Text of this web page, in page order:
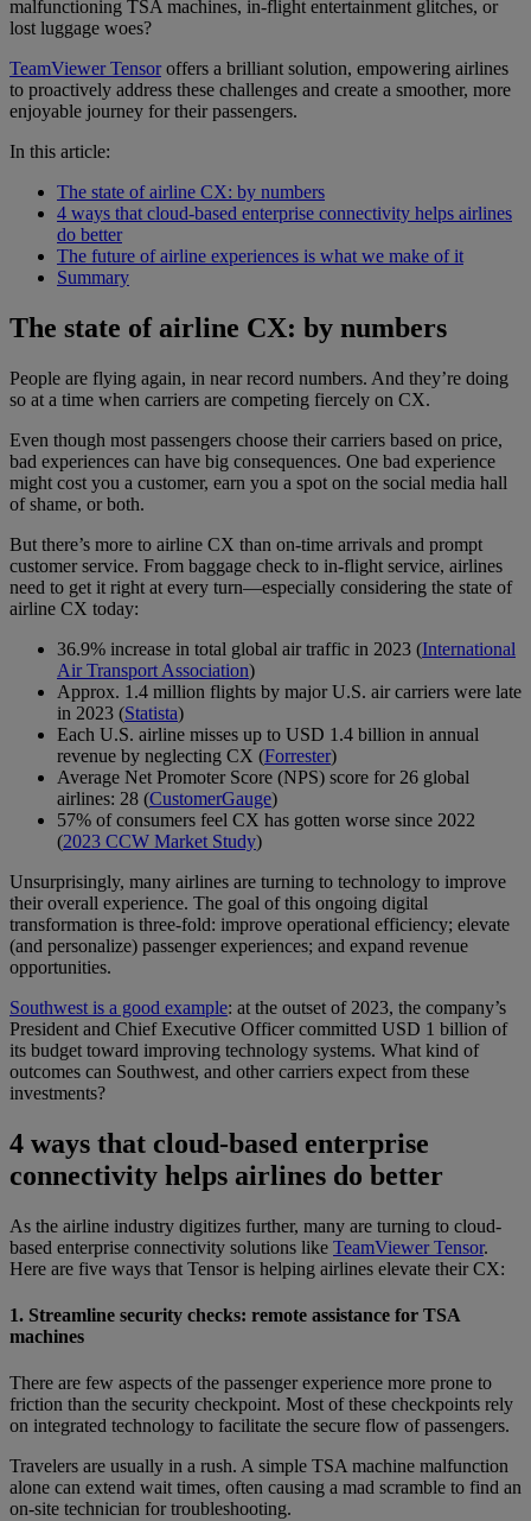
malfunctioning TSA machines, in-flight entertainment glitches, or
lost luggage woes?
TeamViewer Tensoroffers a brilliant solution, empowering airlines
to proactively address these challenges and create a smoother, more
enjoyable journey for their passengers.
In this article:
The state of airline CX: by numbers
4 ways that cloud-based enterprise connectivity helps airlines
do better
The future of airline experiences is what we make of it
Summary
The state of airline CX: by numbers
People are flying again, in near record numbers. And they’re doing
so at a time when carriers are competing fiercely on CX.
Even though most passengers choose their carriers based on price,
bad experiences can have big consequences. One bad experience
might cost you a customer, earn you a spot on the social media hall
of shame, or both.
But there’s more to airline CX than on-time arrivals and prompt
customer service. From baggage check to in-flight service, airlines
need to get it right at every turn—especially considering the state of
airline CX today:
36.9% increase in total global air traffic in 2023 (International
Air Transport Association)
Approx. 1.4 million flights by major U.S. air carriers were late
in 2023 (Statista)
Each U.S. airline misses up to USD 1.4 billion in annual
revenue by neglecting CX (Forrester)
Average Net Promoter Score (NPS) score for 26 global
airlines: 28 (CustomerGauge)
57% of consumers feel CX has gotten worse since 2022
(2023 CCW Market Study)
Unsurprisingly, many airlines are turning to technology to improve
their overall experience. The goal of this ongoing digital
transformation is three-fold: improve operational efficiency; elevate
(and personalize) passenger experiences; and expand revenue
opportunities.
Southwest is a good example: at the outset of 2023, the company’s
President and Chief Executive Officer committed USD 1 billion of
its budget toward improving technology systems. What kind of
outcomes can Southwest, and other carriers expect from these
investments?
4 ways that cloud-based enterprise
connectivity helps airlines do better
As the airline industry digitizes further, many are turning to cloud-
based enterprise connectivity solutions like TeamViewer Tensor.
Here are five ways that Tensor is helping airlines elevate their CX:
1. Streamline security checks: remote assistance for TSA
machines
There are few aspects of the passenger experience more prone to
friction than the security checkpoint. Most of these checkpoints rely
on integrated technology to facilitate the secure flow of passengers.
Travelers are usually in a rush. A simple TSA machine malfunction
alone can extend wait times, often causing a mad scramble to find an
on-site technician for troubleshooting.